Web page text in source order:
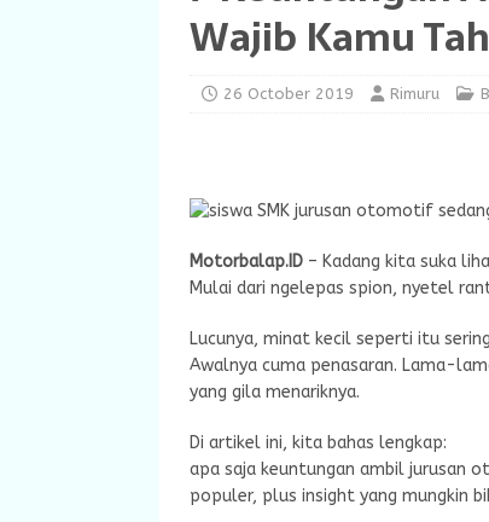
Wajib Kamu
26 October 2019 Rimuru
Motorbalap.ID – Kadang kita suka
Mulai dari ngelepas spion, nyetel
Lucunya, minat kecil seperti itu
Awalnya cuma penasaran. Lama-
yang gila menariknya.
Di artikel ini, kita bahas lengkap:
apa saja keuntungan ambil jurusan
populer, plus insight yang mungkin